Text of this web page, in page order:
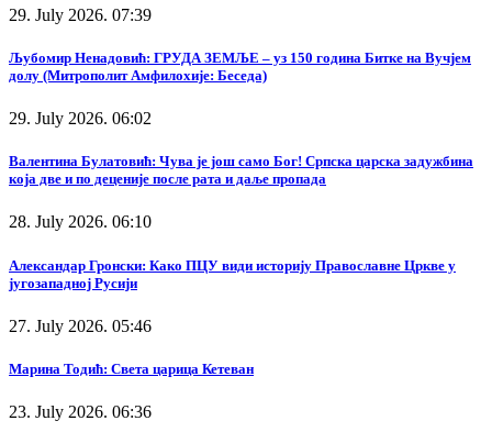
29. July 2026. 07:39
Љубомир Ненадовић: ГРУДА ЗЕМЉЕ – уз 150 година Битке на Вучјем
долу (Митрополит Амфилохије: Беседа)
29. July 2026. 06:02
Валентина Булатовић: Чува је још само Бог! Српска царска задужбина
која две и по деценије после рата и даље пропада
28. July 2026. 06:10
Александар Гронски: Како ПЦУ види историју Православне Цркве у
југозападној Русији
27. July 2026. 05:46
Марина Тодић: Света царица Кетеван
23. July 2026. 06:36